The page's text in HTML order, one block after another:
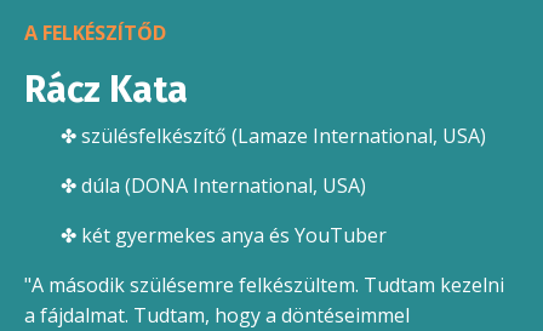
A FELKÉSZÍTŐD
Rácz Kata
✤ szülésfelkészítő (Lamaze International, USA)
✤ dúla (DONA International, USA)
✤ két gyermekes anya és YouTuber
"A második szülésemre felkészültem. Tudtam kezelni
a fájdalmat. Tudtam, hogy a döntéseimmel